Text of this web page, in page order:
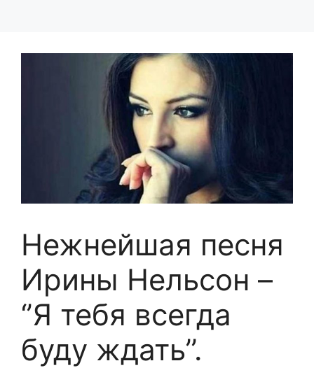
Нежнейшая песня
Ирины Нельсон –
‘’Я тебя всегда
буду ждать’’.